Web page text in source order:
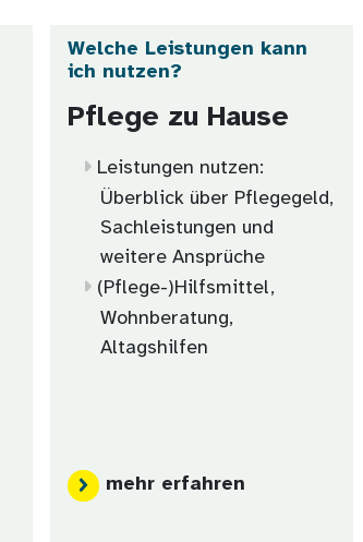
Welche Leistungen kann
ich nutzen?
Pflege zu Hause
Leistungen nutzen:
Überblick über Pflegegeld,
Sachleistungen und
weitere Ansprüche
(Pflege-)Hilfsmittel,
Wohnberatung,
Altagshilfen
mehr erfahren